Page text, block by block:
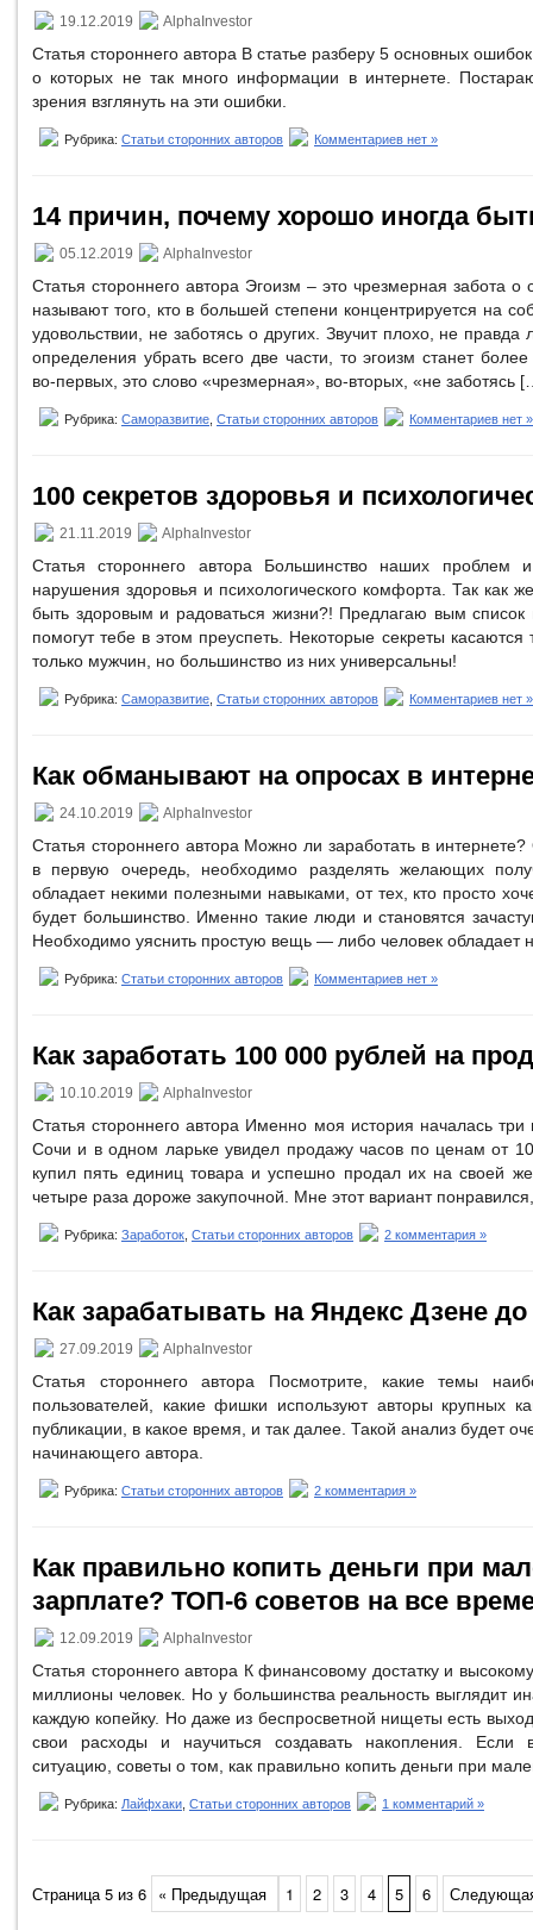
19.12.2019 AlphaInvestor
Статья стороннего автора В статье разберу 5 основных
о которых не так много информации в интернете.
зрения взглянуть на эти ошибки.
Рубрика: Статьи сторонних авторов Комментариев нет »
14 причин, почему хорошо иногда
05.12.2019 AlphaInvestor
Статья стороннего автора Эгоизм – это чрезмерная забота
называют того, кто в большей степени концентрируется на
удовольствии, не заботясь о других. Звучит плохо, не правда
определения убрать всего две части, то эгоизм станет
во-первых, это слово «чрезмерная», во-вторых, «не заботясь
Рубрика: Саморазвитие Статьи сторонних авторов Комментариев нет »
100 секретов здоровья и
21.11.2019 AlphaInvestor
Статья стороннего автора Большинство наших проблем и
нарушения здоровья и психологического комфорта. Так как
быть здоровым и радоваться жизни?! Предлагаю вым список
помогут тебе в этом преуспеть. Некоторые секреты
только мужчин, но большинство из них универсальны!
Рубрика: Саморазвитие Статьи сторонних авторов Комментариев нет »
Как обманывают на опросах в
24.10.2019 AlphaInvestor
Статья стороннего автора Можно ли заработать в
в первую очередь, необходимо разделять желающих
обладает некими полезными навыками, от тех, кто просто
будет большинство. Именно такие люди и становятся
Необходимо уяснить простую вещь — либо человек обладает
Рубрика: Статьи сторонних авторов Комментариев нет »
Как заработать 100 000 рублей на
10.10.2019 AlphaInvestor
Статья стороннего автора Именно моя история началась три
Сочи и в одном ларьке увидел продажу часов по ценам от
купил пять единиц товара и успешно продал их на своей
четыре раза дороже закупочной. Мне этот вариант
Рубрика: Заработок Статьи сторонних авторов 2 комментария »
Как зарабатывать на Яндекс Дзене
27.09.2019 AlphaInvestor
Статья стороннего автора Посмотрите, какие темы
пользователей, какие фишки используют авторы крупных
публикации, в какое время, и так далее. Такой анализ будет
начинающего автора.
Рубрика: Статьи сторонних авторов 2 комментария »
Как правильно копить деньги при
зарплате? ТОП-6 советов на все
12.09.2019 AlphaInvestor
Статья стороннего автора К финансовому достатку и
миллионы человек. Но у большинства реальность выглядит
каждую копейку. Но даже из беспросветной нищеты есть
свои расходы и научиться создавать накопления. Если
ситуацию, советы о том, как правильно копить деньги при
Рубрика: Лайфхаки Статьи сторонних авторов 1 комментарий »
Страница 5 из 6 « Предыдущая 1 2 3 4 5 6